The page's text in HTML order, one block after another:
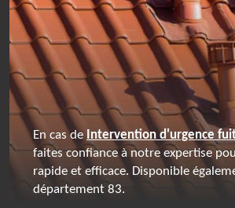
En cas de Intervention d'urgence
faites confiance à notre expertise
rapide et efficace. Disponible
département 83.